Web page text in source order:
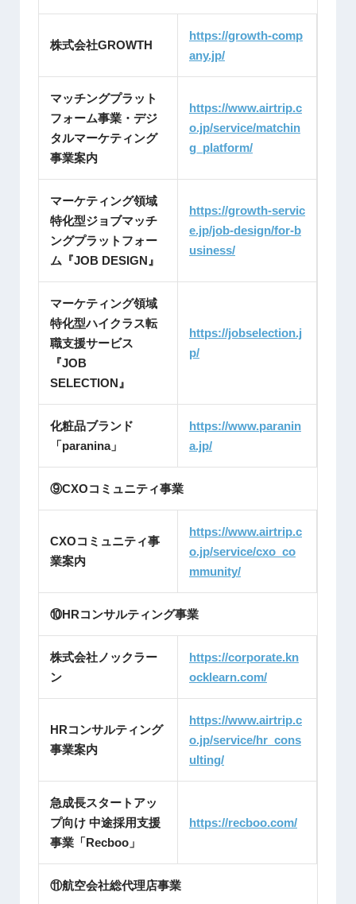
株式会社GROWTH
https://growth-comp
any.jp/
マッチングプラット
フォーム事業・デジ
タルマーケティング
事業案内
https://www.airtrip.c
o.jp/service/matchin
g_platform/
マーケティング領域
特化型ジョブマッチ
ングプラットフォー
ム『JOB DESIGN』
https://growth-servic
e.jp/job-design/for-b
usiness/
マーケティング領域
特化型ハイクラス転
職支援サービス
『JOB
SELECTION』
https://jobselection.j
p/
化粧品ブランド
「paranina」
https://www.paranin
a.jp/
⑨CXOコミュニティ事業
CXOコミュニティ事
業案内
https://www.airtrip.c
o.jp/service/cxo_co
mmunity/
⑩HRコンサルティング事業
株式会社ノックラー
ン
https://corporate.kn
ocklearn.com/
HRコンサルティング
事業案内
https://www.airtrip.c
o.jp/service/hr_cons
ulting/
急成長スタートアッ
プ向け 中途採用支援
事業「Recboo」
https://recboo.com/
⑪航空会社総代理店事業